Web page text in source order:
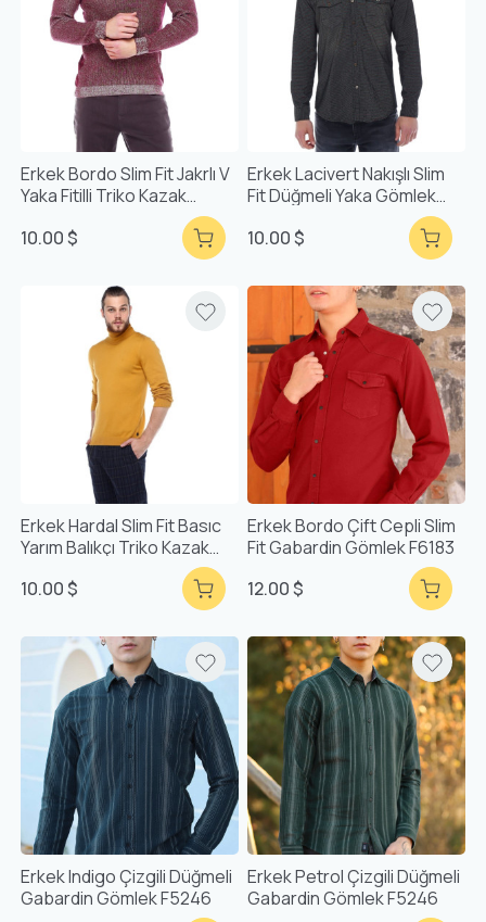
Erkek Bordo Slim Fit Jakrlı V
Yaka Fitilli Triko Kazak
10.00 $
Erkek Lacivert Nakışlı Slim
Fit Düğmeli Yaka Gömlek
10.00 $
Erkek Hardal Slim Fit Basıc
Yarım Balıkçı Triko Kazak
10.00 $
Erkek Bordo Çift Cepli Slim
Fit Gabardin Gömlek F6183
12.00 $
Erkek Indigo Çizgili Düğmeli
Gabardin Gömlek F5246
Erkek Petrol Çizgili Düğmeli
Gabardin Gömlek F5246